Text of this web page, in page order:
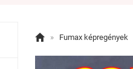
 » Fumax képregények